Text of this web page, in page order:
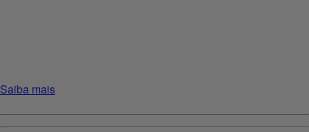
Saiba mais